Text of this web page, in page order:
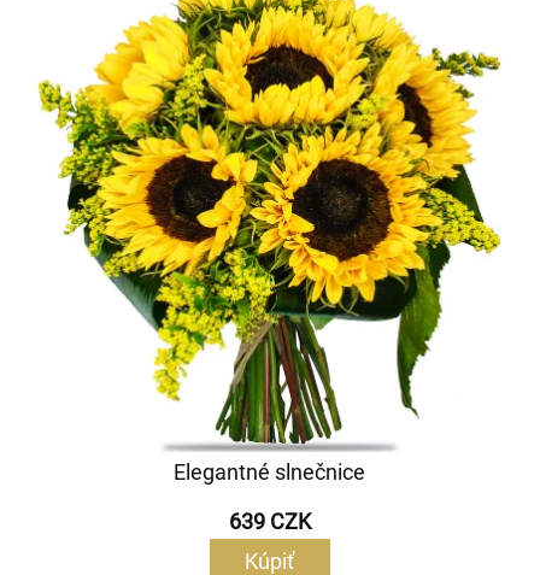
Elegantné slnečnice
639 CZK
Kúpiť